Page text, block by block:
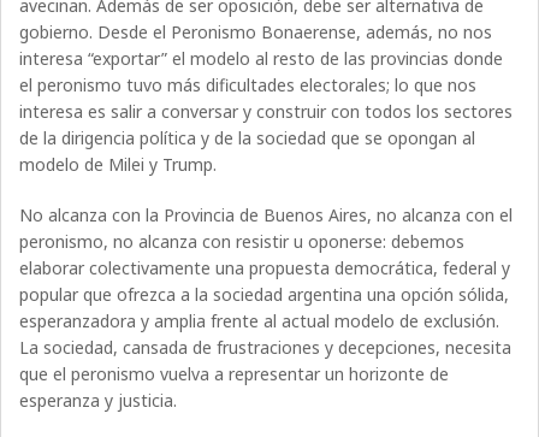
avecinan. Además de ser oposición, debe ser alternativa de
gobierno. Desde el Peronismo Bonaerense, además, no nos
interesa “exportar” el modelo al resto de las provincias donde
el peronismo tuvo más dificultades electorales; lo que nos
interesa es salir a conversar y construir con todos los sectores
de la dirigencia política y de la sociedad que se opongan al
modelo de Milei y Trump.
No alcanza con la Provincia de Buenos Aires, no alcanza con el
peronismo, no alcanza con resistir u oponerse: debemos
elaborar colectivamente una propuesta democrática, federal y
popular que ofrezca a la sociedad argentina una opción sólida,
esperanzadora y amplia frente al actual modelo de exclusión.
La sociedad, cansada de frustraciones y decepciones, necesita
que el peronismo vuelva a representar un horizonte de
esperanza y justicia.